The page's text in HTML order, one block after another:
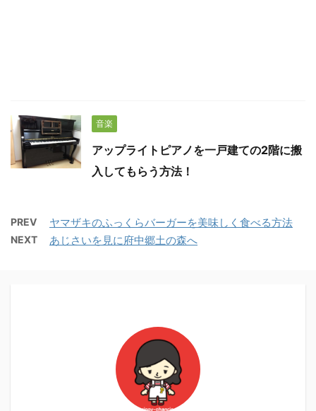
音楽
アップライトピアノを一戸建ての2階に搬
入してもらう方法！
PREV ヤマザキのふっくらバーガーを美味しく食べる方法
NEXT あじさいを見に府中郷土の森へ